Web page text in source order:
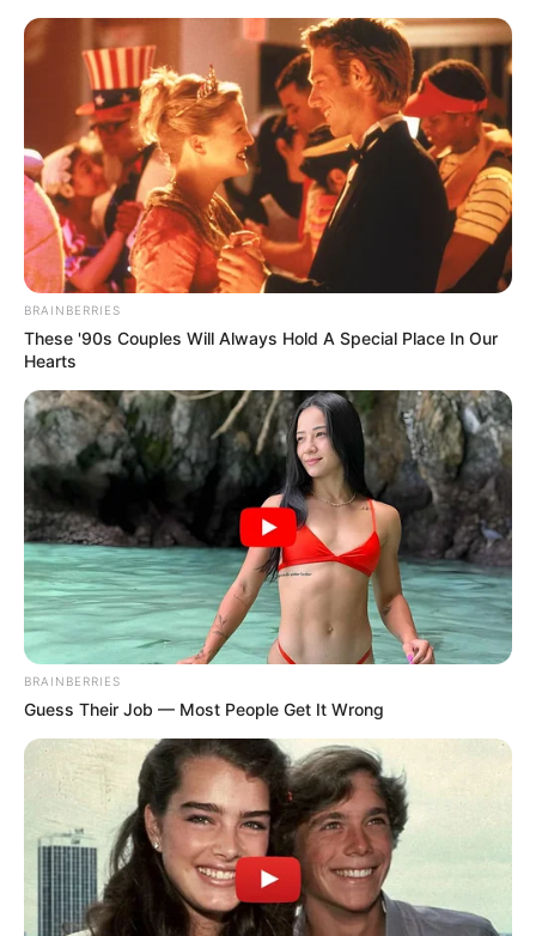
Перейти
Groza-news.info
Громада Закарпаття
ГАРЯЧI ПОДІЇ
Голова Закарпатської ОВА
попросив небайдужих здати кров
і врятувати жителя Тячівщини
ВЕР 7, 2025
BRAINBERRIES
These '90s Couples Will Always Hold A Special Place In Our
Hearts
BRAINBERRIES
Guess Their Job — Most People Get It Wrong